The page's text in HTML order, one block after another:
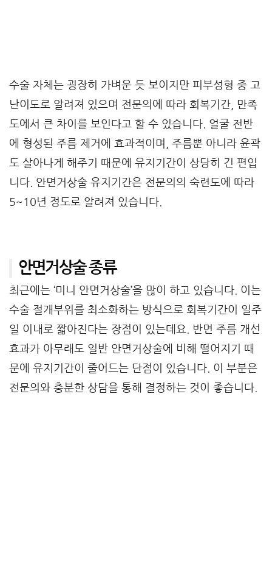
수술 자체는 굉장히 가벼운 듯 보이지만 피부성형 중 고
난이도로 알려져 있으며 전문의에 따라 회복기간, 만족
도에서 큰 차이를 보인다고 할 수 있습니다. 얼굴 전반
에 형성된 주름 제거에 효과적이며, 주름뿐 아니라 윤곽
도 살아나게 해주기 때문에 유지기간이 상당히 긴 편입
니다. 안면거상술 유지기간은 전문의의 숙련도에 따라
5~10년 정도로 알려져 있습니다.
안면거상술 종류
최근에는 ‘미니 안면거상술’을 많이 하고 있습니다. 이는
수술 절개부위를 최소화하는 방식으로 회복기간이 일주
일 이내로 짧아진다는 장점이 있는데요. 반면 주름 개선
효과가 아무래도 일반 안면거상술에 비해 떨어지기 때
문에 유지기간이 줄어드는 단점이 있습니다. 이 부분은
전문의와 충분한 상담을 통해 결정하는 것이 좋습니다.